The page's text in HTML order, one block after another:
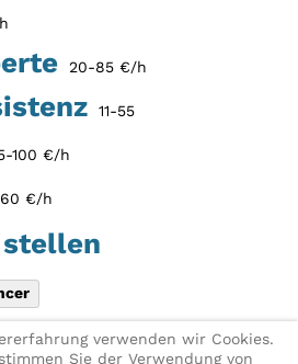
20-85 €/h
11-55
100 €/h
€/h
X
Link per E-
verwenden wir Cookies.
Sie der Verwendung von